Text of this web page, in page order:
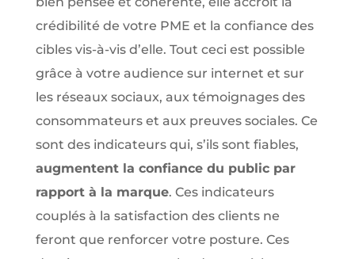
crédibilité de votre PME et la confiance des
cibles vis-à-vis d’elle. Tout ceci est possible
grâce à votre audience sur internet et sur
les réseaux sociaux, aux témoignages des
consommateurs et aux preuves sociales. Ce
sont des indicateurs qui, s’ils sont fiables,
augmentent la confiance du public par
rapport à la marque. Ces indicateurs
couplés à la satisfaction des clients ne
feront que renforcer votre posture. Ces